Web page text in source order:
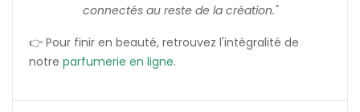
connectés au reste de la création."
👉 Pour finir en beauté, retrouvez l'intégralité de
notre parfumerie en ligne.